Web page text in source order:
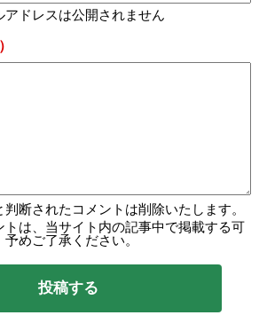
アドレスは公開されません
断されたコメントは削除いたします。
トは、当サイト内の記事中で掲載する可
めご了承ください。